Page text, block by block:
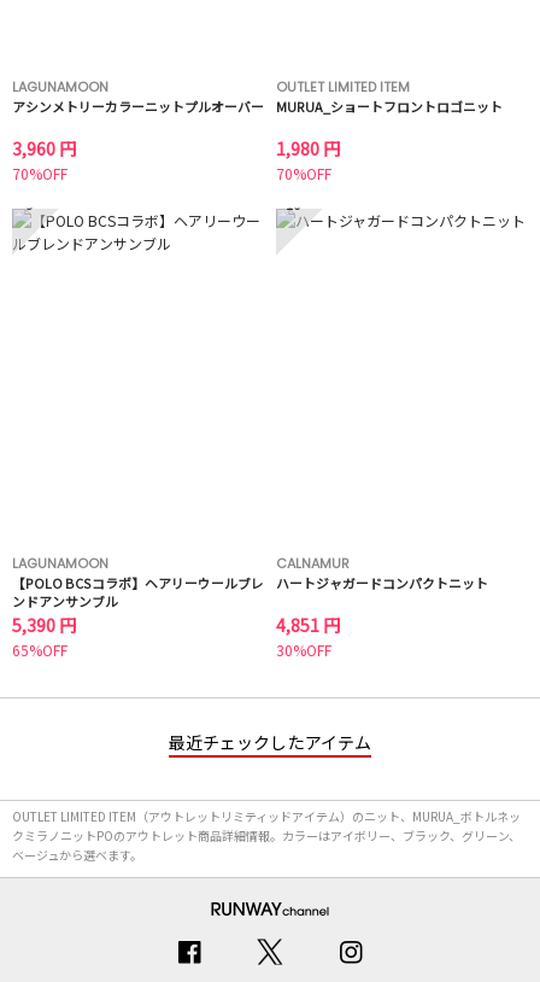
LAGUNAMOON
アシンメトリーカラーニットプルオーバー
3,960 円
70%OFF
OUTLET LIMITED ITEM
MURUA_ショートフロントロゴニット
1,980 円
70%OFF
9
LAGUNAMOON
【POLO BCSコラボ】ヘアリーウールブレ
ンドアンサンブル
5,390 円
65%OFF
10
CALNAMUR
ハートジャガードコンパクトニット
4,851 円
30%OFF
最近チェックしたアイテム
OUTLET LIMITED ITEM（アウトレットリミティッドアイテム）のニット、MURUA_ボトルネッ
クミラノニットPOのアウトレット商品詳細情報。カラーはアイボリー、ブラック、グリーン、
ベージュから選べます。